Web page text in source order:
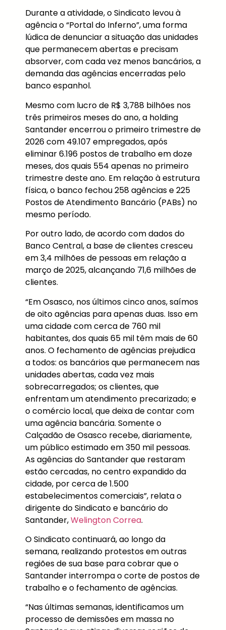
Durante a atividade, o Sindicato levou à
agência o “Portal do Inferno”, uma forma
lúdica de denunciar a situação das unidades
que permanecem abertas e precisam
absorver, com cada vez menos bancários, a
demanda das agências encerradas pelo
banco espanhol.
Mesmo com lucro de R$ 3,788 bilhões nos
três primeiros meses do ano, a holding
Santander encerrou o primeiro trimestre de
2026 com 49.107 empregados, após
eliminar 6.196 postos de trabalho em doze
meses, dos quais 554 apenas no primeiro
trimestre deste ano. Em relação à estrutura
física, o banco fechou 258 agências e 225
Postos de Atendimento Bancário (PABs) no
mesmo período.
Por outro lado, de acordo com dados do
Banco Central, a base de clientes cresceu
em 3,4 milhões de pessoas em relação a
março de 2025, alcançando 71,6 milhões de
clientes.
“Em Osasco, nos últimos cinco anos, saímos
de oito agências para apenas duas. Isso em
uma cidade com cerca de 760 mil
habitantes, dos quais 65 mil têm mais de 60
anos. O fechamento de agências prejudica
a todos: os bancários que permanecem nas
unidades abertas, cada vez mais
sobrecarregados; os clientes, que
enfrentam um atendimento precarizado; e
o comércio local, que deixa de contar com
uma agência bancária. Somente o
Calçadão de Osasco recebe, diariamente,
um público estimado em 350 mil pessoas.
As agências do Santander que restaram
estão cercadas, no centro expandido da
cidade, por cerca de 1.500
estabelecimentos comerciais”, relata o
dirigente do Sindicato e bancário do
Santander,Welington Correa.
O Sindicato continuará, ao longo da
semana, realizando protestos em outras
regiões de sua base para cobrar que o
Santander interrompa o corte de postos de
trabalho e o fechamento de agências.
“Nas últimas semanas, identificamos um
processo de demissões em massa no